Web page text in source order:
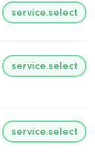
service.select
service.select
service.select